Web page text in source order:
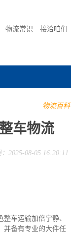
物流常识 接洽咱们
物流百科
车物流
2025-08-05 16:20:11
整车运输加倍宁静、
并备有专业的大件任